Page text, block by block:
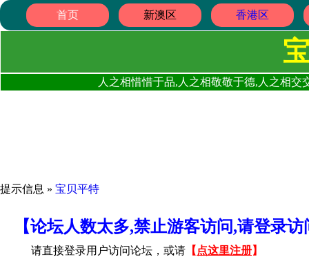
首页 新澳区 香港区
人之相惜惜于品,人之相敬敬于德,人之相
提示信息 » 宝贝平特
【论坛人数太多,禁止游客访问,请登录
请直接登录用户访问论坛，或请 【 点这里注册】